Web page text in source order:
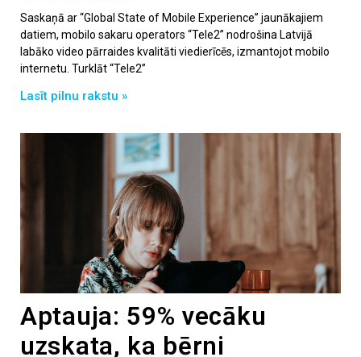
Saskaņā ar “Global State of Mobile Experience” jaunākajiem
datiem, mobilo sakaru operators “Tele2” nodrošina Latvijā
labāko video pārraides kvalitāti viedierīcēs, izmantojot mobilo
internetu. Turklāt “Tele2”
Lasīt pilnu rakstu »
Aptauja: 59% vecāku
uzskata, ka bērni